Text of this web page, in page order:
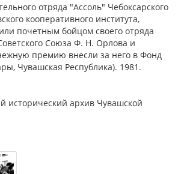
отряда "Ассоль" Чебоксарского
кооперативного института,
почетным бойцом своего отряда
Союза Ф. Н. Орлова и
премию внесли за него в Фонд
Чувашская Республика). 1981.
исторический архив Чувашской